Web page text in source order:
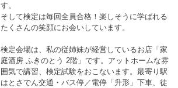
す。
そして検定は毎回全員合格！楽しそうに学ばれる
たくさんの笑顔にお会いしています。
検定会場は、私の従姉妹が経営しているお店「家
庭酒房 ふきのとう 2階」です。アットホームな雰
囲気で講習、検定試験をおこないます。最寄り駅
はとさでん交通・バス停／電停「升形」下車、徒